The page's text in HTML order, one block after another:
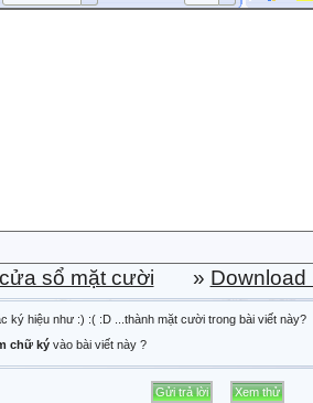
sổ mặt cười » Download
ký hiệu như :) :( :D ...thành mặt cười trong bài viết này?
chữ ký vào bài viết này ?